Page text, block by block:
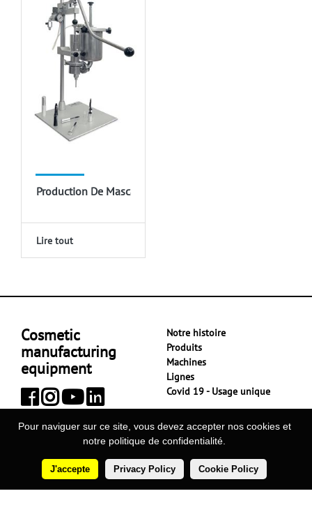
Production De Mascara
Lire tout
Cosmetic
manufacturing
equipment
Notre histoire
Produits
Machines
Lignes
Covid 19 - Usage unique
Clientèle
Agents
Cas véridiques
Garantie de confidentialité
Où sommes nous
Contacts
Pour naviguer sur ce site, vous devez accepter nos cookies et
notre politique de confidentialité.
J'accepte Privacy Policy Cookie Policy